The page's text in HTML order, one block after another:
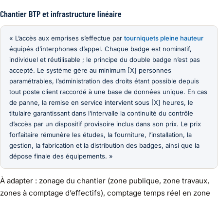
Chantier BTP et infrastructure linéaire
« L’accès aux emprises s’effectue par tourniquets pleine hauteur
équipés d’interphones d’appel. Chaque badge est nominatif,
individuel et réutilisable ; le principe du double badge n’est pas
accepté. Le système gère au minimum [X] personnes
paramétrables, l’administration des droits étant possible depuis
tout poste client raccordé à une base de données unique. En cas
de panne, la remise en service intervient sous [X] heures, le
titulaire garantissant dans l’intervalle la continuité du contrôle
d’accès par un dispositif provisoire inclus dans son prix. Le prix
forfaitaire rémunère les études, la fourniture, l’installation, la
gestion, la fabrication et la distribution des badges, ainsi que la
dépose finale des équipements. »
À adapter : zonage du chantier (zone publique, zone travaux,
zones à comptage d’effectifs), comptage temps réel en zone